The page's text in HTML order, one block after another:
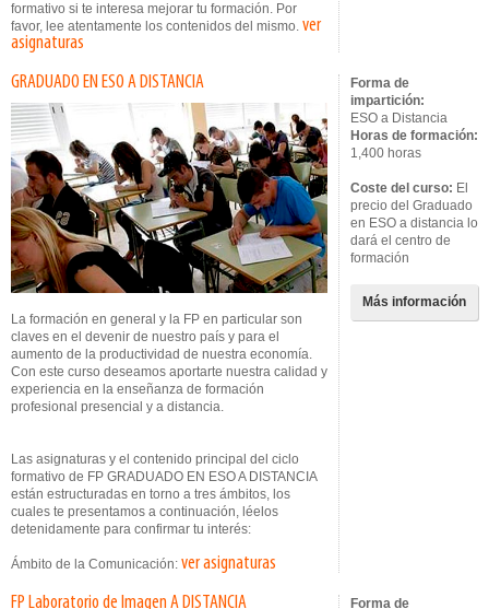
formativo si te interesa mejorar tu formación. Por
favor, lee atentamente los contenidos del mismo. ver
asignaturas
GRADUADO EN ESO A DISTANCIA
La formación en general y la FP en particular son
claves en el devenir de nuestro país y para el
aumento de la productividad de nuestra economía.
Con este curso deseamos aportarte nuestra calidad y
experiencia en la enseñanza de formación
profesional presencial y a distancia.
Las asignaturas y el contenido principal del ciclo
formativo de FP GRADUADO EN ESO A DISTANCIA
están estructuradas en torno a tres ámbitos, los
cuales te presentamos a continuación, léelos
detenidamente para confirmar tu interés:
Ámbito de la Comunicación: ver asignaturas
Forma de
impartición:
ESO a Distancia
Horas de formación:
1,400 horas
Coste del curso: El
precio del Graduado
en ESO a distancia lo
dará el centro de
formación
Más información
FP Laboratorio de Imagen A DISTANCIA
Forma de